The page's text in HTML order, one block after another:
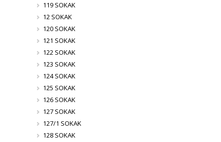
119 SOKAK
12 SOKAK
120 SOKAK
121 SOKAK
122 SOKAK
123 SOKAK
124 SOKAK
125 SOKAK
126 SOKAK
127 SOKAK
127/1 SOKAK
128 SOKAK